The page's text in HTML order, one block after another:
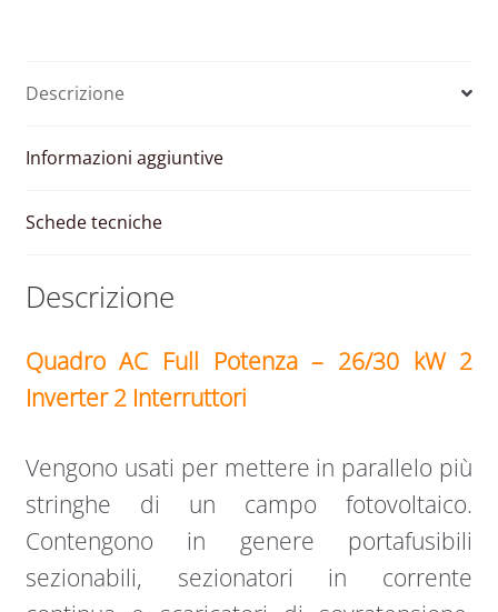
2
quantità
Descrizione
Informazioni aggiuntive
Schede tecniche
Descrizione
Quadro AC Full Potenza– 26/30 kW 2
Inverter 2 Interruttori
Vengono usati per mettere in parallelo più
stringhe di un campo fotovoltaico.
Contengono in genere portafusibili
sezionabili, sezionatori in corrente